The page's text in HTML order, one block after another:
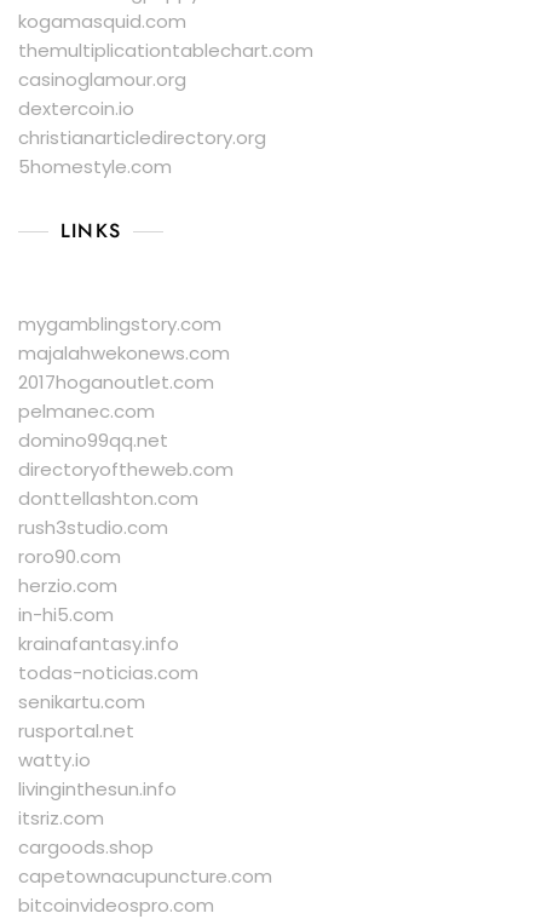
kogamasquid.com
themultiplicationtablechart.com
casinoglamour.org
dextercoin.io
christianarticledirectory.org
5homestyle.com
LINKS
mygamblingstory.com
majalahwekonews.com
2017hoganoutlet.com
pelmanec.com
domino99qq.net
directoryoftheweb.com
donttellashton.com
rush3studio.com
roro90.com
herzio.com
in-hi5.com
krainafantasy.info
todas-noticias.com
senikartu.com
rusportal.net
watty.io
livinginthesun.info
itsriz.com
cargoods.shop
capetownacupuncture.com
bitcoinvideospro.com